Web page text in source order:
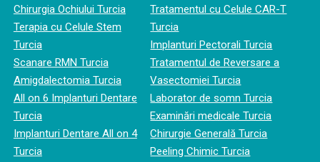
Chirurgia Ochiului Turcia
Terapia cu Celule Stem
Turcia
Scanare RMN Turcia
Amigdalectomia Turcia
All on 6 Implanturi Dentare
Turcia
Implanturi Dentare All on 4
Turcia
Tratamentul cu Celule CAR-T
Turcia
Implanturi Pectorali Turcia
Tratamentul de Reversare a
Vasectomiei Turcia
Laborator de somn Turcia
Examinări medicale Turcia
Chirurgie Generală Turcia
Peeling Chimic Turcia